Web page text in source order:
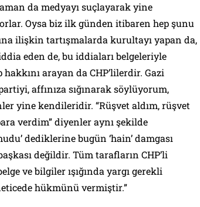
da medyayı suçlayarak yine
Oysa biz ilk günden itibaren hep şunu
ilişkin tartışmalarda kurultayı yapan da,
eden de, bu iddiaları belgeleriyle
arayan da CHP’lilerdir. Gazi
affınıza sığınarak söylüyorum,
yine kendileridir. “Rüşvet aldım, rüşvet
verdim” diyenler aynı şekilde
dediklerine bugün ‘hain’ damgası
değildir. Tüm tarafların CHP’li
ve bilgiler ışığında yargı gerekli
hükmünü vermiştir.”